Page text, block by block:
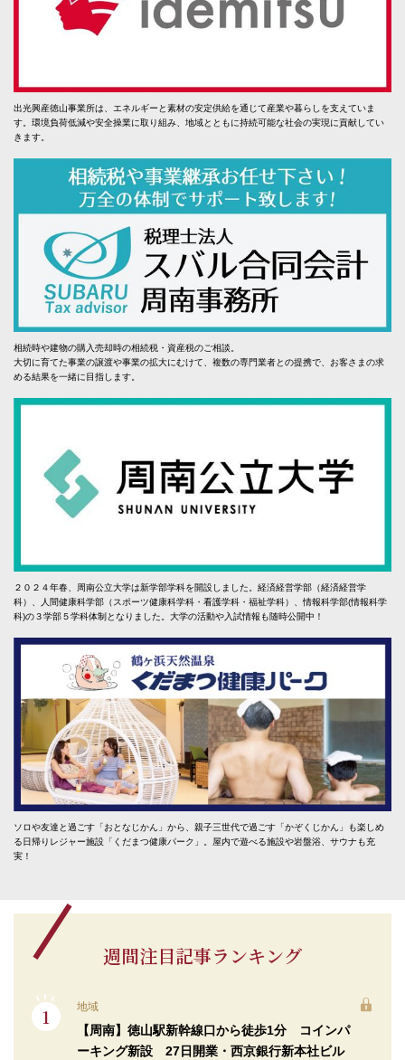
出光興産徳山事業所は、エネルギーと素材の安定供給を通じて産業や暮らしを支えていま
す。環境負荷低減や安全操業に取り組み、地域とともに持続可能な社会の実現に貢献してい
きます。
相続時や建物の購入売却時の相続税・資産税のご相談。
大切に育てた事業の譲渡や事業の拡大にむけて、複数の専門業者との提携で、お客さまの求
める結果を一緒に目指します。
２０２４年春、周南公立大学は新学部学科を開設しました。経済経営学部（経済経営学
科）、人間健康科学部（スポーツ健康科学科・看護学科・福祉学科）、情報科学部(情報科学
科)の３学部５学科体制となりました。大学の活動や入試情報も随時公開中！
ソロや友達と過ごす「おとなじかん」から、親子三世代で過ごす「かぞくじかん」も楽しめ
る日帰りレジャー施設「くだまつ健康パーク」。屋内で遊べる施設や岩盤浴、サウナも充
実！
週間注目記事ランキング
地域
【周南】徳山駅新幹線口から徒歩1分 コインパ
ーキング新設 27日開業・西京銀行新本社ビル